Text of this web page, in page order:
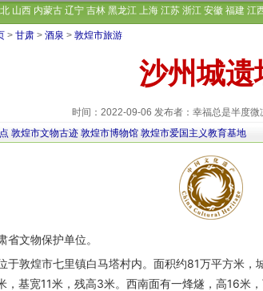
山西 内蒙古 辽宁 吉林 黑龙江 上海 江苏 浙江 安徽 福建 江
> 甘肃 > 酒泉 > 敦煌市旅游
沙州城遗
时间：2022-09-06 发布者：幸福总是半度微
敦煌市文物古迹 敦煌市博物馆 敦煌市爱国主义教育基地
省文物保护单位。
敦煌市七里镇白马塔村内。面积约81万平方米，
，基宽11米，残高3米。西南面有一烽燧，高16米